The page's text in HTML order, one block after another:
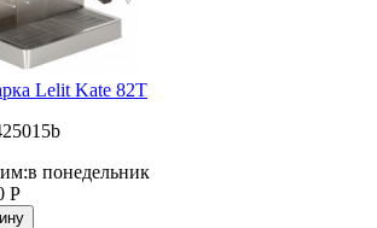
Lelit Kate 82T
в понедельник
Р